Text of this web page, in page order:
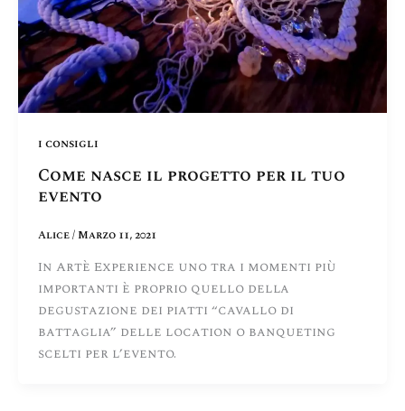
i consigli
Come nasce il progetto per il tuo
evento
Alice/Marzo 11, 2021
In Artè Experience uno tra i momenti più
importanti è proprio quello della
degustazione dei piatti “cavallo di
battaglia” delle location o banqueting
scelti per l’evento.